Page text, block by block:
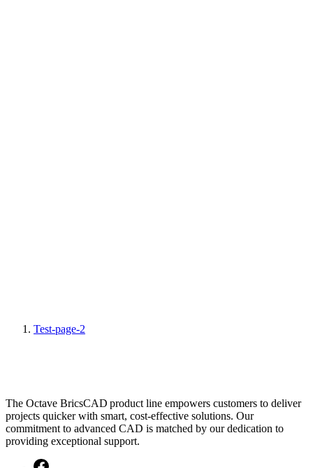
Test-page-2
The Octave BricsCAD product line empowers customers to deliver
projects quicker with smart, cost-effective solutions. Our
commitment to advanced CAD is matched by our dedication to
providing exceptional support.